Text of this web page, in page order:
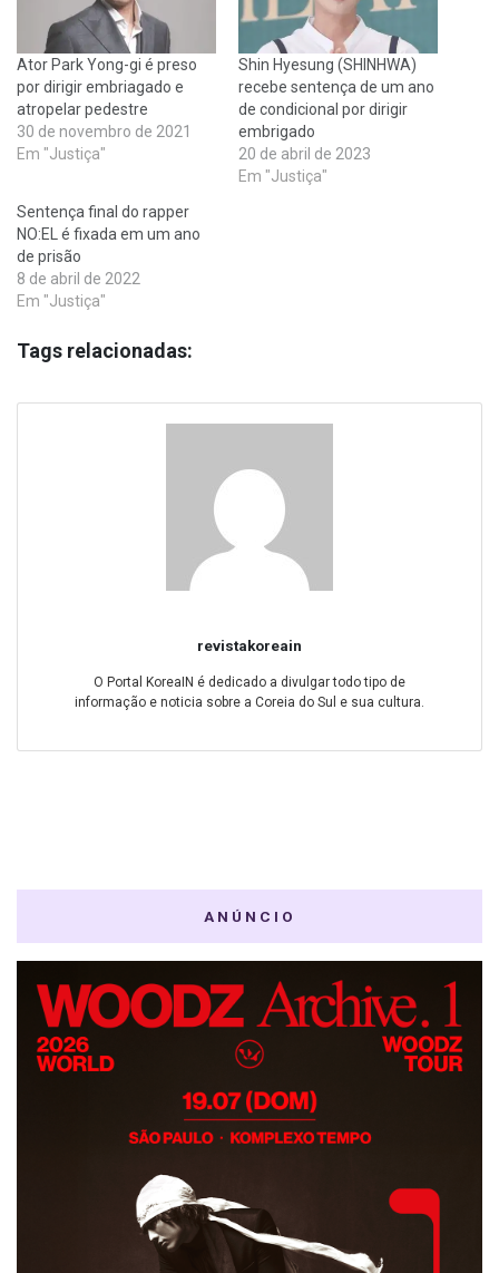
Ator Park Yong-gi é preso
por dirigir embriagado e
atropelar pedestre
30 de novembro de 2021
Em "Justiça"
Shin Hyesung (SHINHWA)
recebe sentença de um ano
de condicional por dirigir
embrigado
20 de abril de 2023
Em "Justiça"
Sentença final do rapper
NO:EL é fixada em um ano
de prisão
8 de abril de 2022
Em "Justiça"
Tags relacionadas:
revistakoreain
O Portal KoreaIN é dedicado a divulgar todo tipo de
informação e noticia sobre a Coreia do Sul e sua cultura.
ANÚNCIO